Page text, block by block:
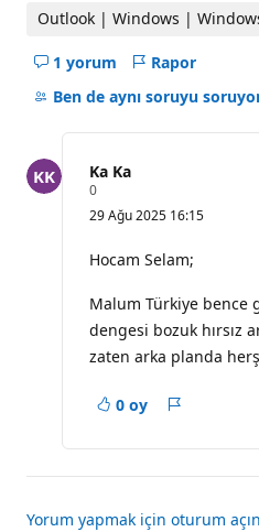
k
a
ı
Outlook | Windows |
1 yorum
Bu
soru
gizle
Rapor
Ben de aynı soruyu
Ka Ka
0S
y
ı
n
ı
k
p
u
ı
29 Ağu 2025 16:15
Hocam Selam;
Malum Türkiye bence
dengesi bozuk hırsız
zaten arka planda
0 oy
Yorum yapmak için oturum açın